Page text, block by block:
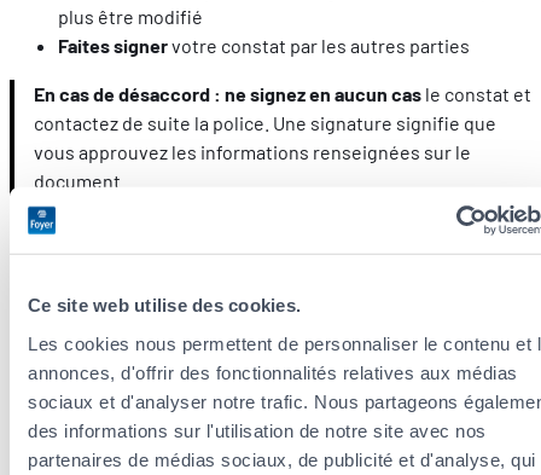
Ce site web utilise des cookies.
Les cookies nous permettent de personnaliser le contenu et
annonces, d'offrir des fonctionnalités relatives aux médias
sociaux et d'analyser notre trafic. Nous partageons
des informations sur l'utilisation de notre site avec nos
partenaires de médias sociaux, de publicité et d'analyse, qui
plus être modifié
Faites signervotre constat par les autres parties
En cas de désaccord : ne signez en aucun cas le constat et
contactez de suite la police. Une signature signifie que
vous approuvez les informations renseignées sur le
document.
Télécharger :
Notre fiche Comment remplir un constat amiable
3. Faites éventuellement dépanner votre
véhicule
Si votre véhicule n’est plus en mesure de rouler, il va falloir